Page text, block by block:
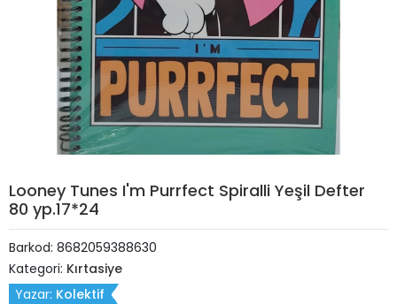
Looney Tunes I'm Purrfect Spiralli Yeşil Defter
80 yp.17*24
Barkod: 8682059388630
Kategori: Kırtasiye
Yazar: Kolektif